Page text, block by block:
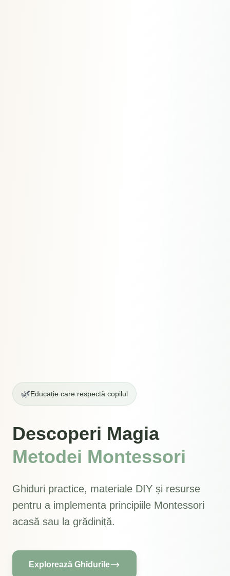
🌿Educație care respectă copilul
Descoperi Magia
Metodei Montessori
Ghiduri practice, materiale DIY și resurse
pentru a implementa principiile Montessori
acasă sau la grădiniță.
Explorează Ghidurile